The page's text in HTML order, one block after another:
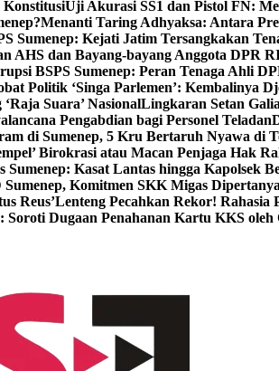
Uji Akurasi SS1 dan Pistol FN:
Menanti Taring Adhyaksa: Antara
Sumenep: Kejati Jatim Tersangkakan
AHS dan Bayang-bayang Anggota DPR
BSPS Sumenep: Peran Tenaga Ahli
Politik ‘Singa Parlemen’: Kembalinya
Suara’ NasionalLingkaran Setan
Pengabdian bagi Personel Teladan
di Sumenep, 5 Kru Bertaruh Nyawa di
Birokrasi atau Macan Penjaga Hak
Sumenep: Kasat Lantas hingga Kapolsek
Komitmen SKK Migas
Reus’Lenteng Pecahkan Rekor! Rahasia
Soroti Dugaan Penahanan Kartu KKS oleh